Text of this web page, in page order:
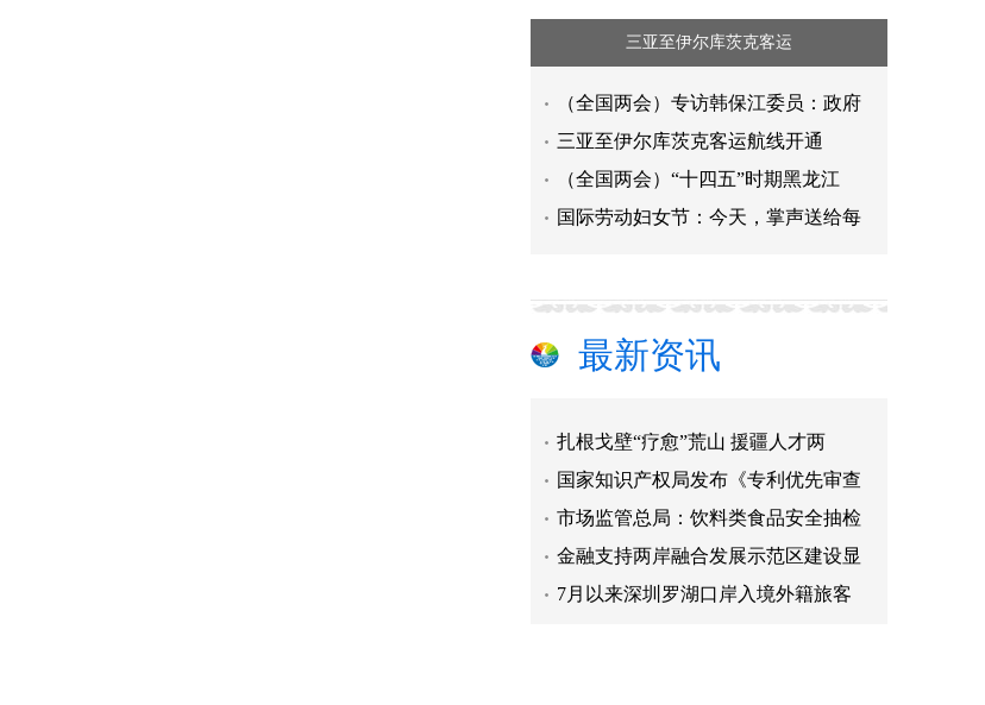
三亚至伊尔库茨克客运
（全国两会）专访韩保江委员：政府
三亚至伊尔库茨克客运航线开通
（全国两会）“十四五”时期黑龙江
国际劳动妇女节：今天，掌声送给每
最新资讯
国家知识产权局发布《专利优先审查
市场监管总局：饮料类食品安全抽检
金融支持两岸融合发展示范区建设显
7月以来深圳罗湖口岸入境外籍旅客
广东制造业贷款余额同比增速升至近
被蜱虫叮咬后，硬拔出来就对了？丨
扎根戈壁“疗愈”荒山 援疆人才两
国家知识产权局发布《专利优先审查
市场监管总局：饮料类食品安全抽检
金融支持两岸融合发展示范区建设显
7月以来深圳罗湖口岸入境外籍旅客